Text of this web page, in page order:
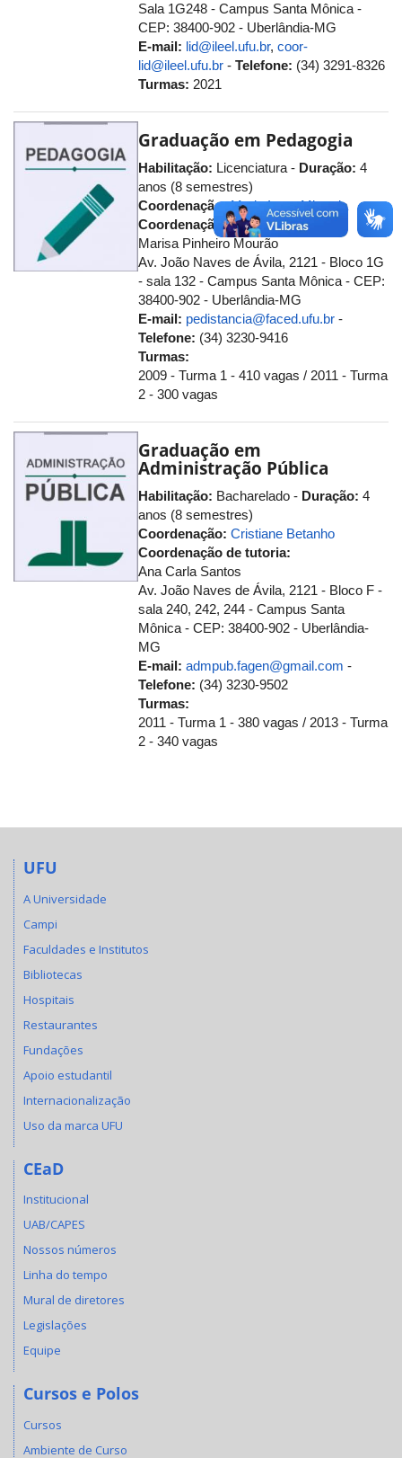
Sala 1G248 - Campus Santa Mônica -
CEP: 38400-902 - Uberlândia-MG
E-mail: lid@ileel.ufu.br,coor-
lid@ileel.ufu.br -Telefone: (34) 3291-8326
Turmas: 2021
Graduação em Pedagogia
Habilitação: Licenciatura - Duração: 4
anos (8 semestres)
Coordenação:Maria Irene Miranda
Coordenação de tutoria:
Marisa Pinheiro Mourão
Av. João Naves de Ávila, 2121 - Bloco 1G
- sala 132 - Campus Santa Mônica - CEP:
38400-902 - Uberlândia-MG
E-mail: pedistancia@faced.ufu.br -
Telefone: (34) 3230-9416
Turmas:
2009 - Turma 1 - 410 vagas / 2011 - Turma
2 - 300 vagas
Graduação em
Administração Pública
Habilitação: Bacharelado - Duração: 4
anos (8 semestres)
Coordenação:Cristiane Betanho
Coordenação de tutoria:
Ana Carla Santos
Av. João Naves de Ávila, 2121 - Bloco F -
sala 240, 242, 244 - Campus Santa
Mônica - CEP: 38400-902 - Uberlândia-
MG
E-mail: admpub.fagen@gmail.com -
Telefone: (34) 3230-9502
Turmas:
2011 - Turma 1 - 380 vagas / 2013 - Turma
2 - 340 vagas
UFU
A Universidade
Campi
Faculdades e Institutos
Bibliotecas
Hospitais
Restaurantes
Fundações
Apoio estudantil
Internacionalização
Uso da marca UFU
CEaD
Institucional
UAB/CAPES
Nossos números
Linha do tempo
Mural de diretores
Legislações
Equipe
Cursos e Polos
Cursos
Ambiente de Curso